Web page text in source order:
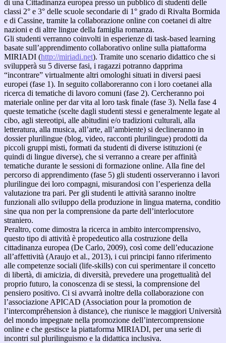
di una Cittadinanza europea presso un pubblico di studenti delle
classi 2° e 3° delle scuole secondarie di 1° grado di Rivalta Bormida
e di Cassine, tramite la collaborazione online con coetanei di altre
nazioni e di altre lingue della famiglia romanza.
Gli studenti verranno coinvolti in esperienze di task-based learning
basate sull’apprendimento collaborativo online sulla piattaforma
MIRIADI (http://miriadi.net). Tramite uno scenario didattico che si
svilupperà su 5 diverse fasi, i ragazzi potranno dapprima
“incontrare” virtualmente altri omologhi situati in diversi paesi
europei (fase 1). In seguito collaboreranno con i loro coetanei alla
ricerca di tematiche di lavoro comuni (fase 2). Cercheranno poi
materiale online per dar vita al loro task finale (fase 3). Nella fase 4
queste tematiche (scelte dagli studenti stessi e generalmente legate al
cibo, agli stereotipi, alle abitudini e/o tradizioni culturali, alla
letteratura, alla musica, all’arte, all’ambiente) si declineranno in
dossier plurilingue (blog, video, racconti plurilingue) prodotti da
piccoli gruppi misti, formati da studenti di diverse istituzioni (e
quindi di lingue diverse), che si verranno a creare per affinità
tematiche durante le sessioni di formazione online. Alla fine del
percorso di apprendimento (fase 5) gli studenti osserveranno i lavori
plurilingue dei loro compagni, misurandosi con l’esperienza della
valutazione tra pari. Per gli studenti le attività saranno inoltre
funzionali allo sviluppo della produzione in lingua materna, conditio
sine qua non per la comprensione da parte dell’interlocutore
straniero.
Peraltro, come dimostra la ricerca in ambito intercomprensivo,
questo tipo di attività è propedeutico alla costruzione della
cittadinanza europea (De Carlo, 2009), così come dell’educazione
all’affettività (Araujo et al., 2013), i cui principi fanno riferimento
alle competenze sociali (life-skills) con cui sperimentare il concetto
di libertà, di amicizia, di diversità, prevedere una progettualità del
proprio futuro, la conoscenza di se stessi, la comprensione del
pensiero positivo. Ci si avvarrà inoltre della collaborazione con
l’associazione APICAD (Association pour la promotion de
l’intercompréhension à distance), che riunisce le maggiori Università
del mondo impegnate nella promozione dell’intercomprensione
online e che gestisce la piattaforma MIRIADI, per una serie di
incontri sul plurilinguismo e la didattica inclusiva.